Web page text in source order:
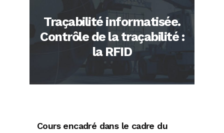
Traçabilité informatisée.
Contrôle de la traçabilité :
la RFID
Cours encadré dans le cadre du